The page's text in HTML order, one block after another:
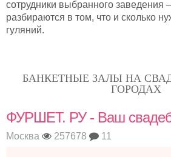
сотрудники выбранного заведения
разбираются в том, что и сколько
гуляний.
БАНКЕТНЫЕ ЗАЛЫ НА
ГОРОДАХ
ФУРШЕТ. РУ - Ваш
Москва 257678 11